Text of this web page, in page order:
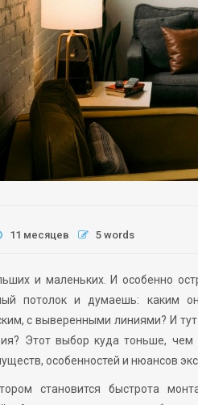
11 месяцев 5 words
и маленьких. И особенно
потолок и думаешь: каким
с выверенными линиями? И
Этот выбор куда тоньше,
особенностей и нюансов
становится быстрота